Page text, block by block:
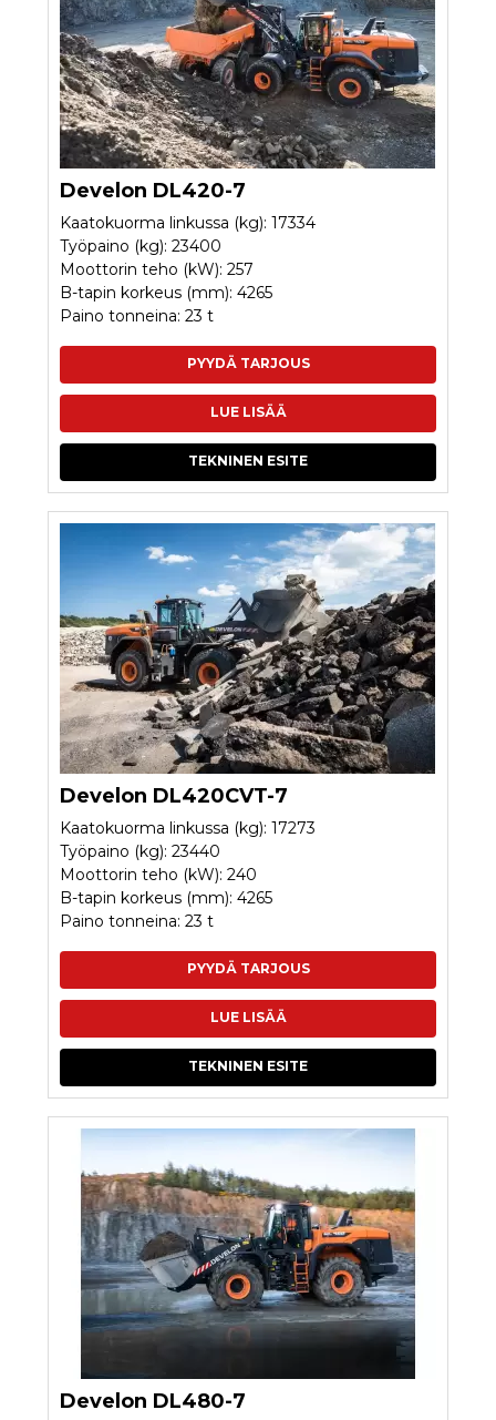
Develon DL420-7
Kaatokuorma linkussa (kg): 17334
Työpaino (kg): 23400
Moottorin teho (kW): 257
B-tapin korkeus (mm): 4265
Paino tonneina: 23 t
PYYDÄ TARJOUS
LUE LISÄÄ
TEKNINEN ESITE
Develon DL420CVT-7
Kaatokuorma linkussa (kg): 17273
Työpaino (kg): 23440
Moottorin teho (kW): 240
B-tapin korkeus (mm): 4265
Paino tonneina: 23 t
PYYDÄ TARJOUS
LUE LISÄÄ
TEKNINEN ESITE
Develon DL480-7